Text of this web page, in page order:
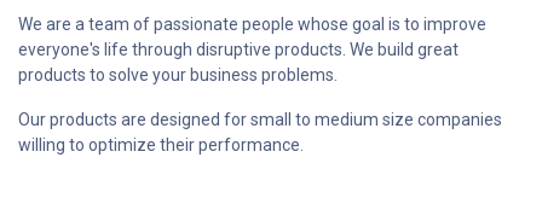
We are a team of passionate people whose goal is to improve
everyone's life through disruptive products. We build great
products to solve your business problems.
Our products are designed for small to medium size companies
willing to optimize their performance.